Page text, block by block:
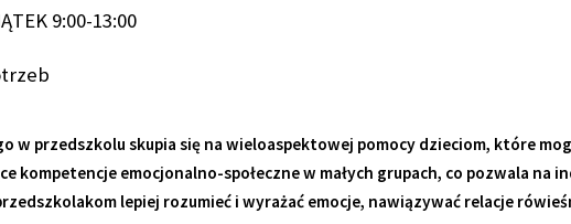
9:00-13:00
w przedszkolu skupia się na wieloaspektowej pomocy dzieciom, które
kompetencje emocjonalno-społeczne w małych grupach, co pozwala na
lepiej rozumieć i wyrażać emocje, nawiązywać relacje